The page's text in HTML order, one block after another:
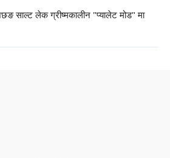
साल्ट लेक ग्रीष्मकालीन "प्यालेट मोड" मा